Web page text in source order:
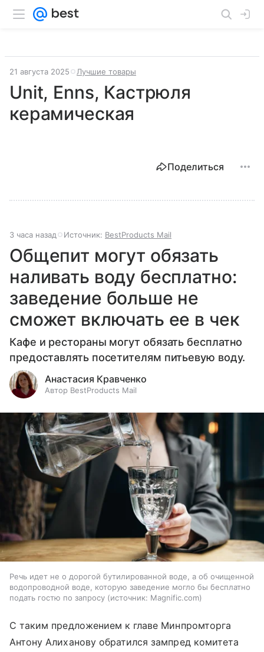
21 августа 2025 Лучшие товары
Unit, Enns, Кастрюля
керамическая
Поделиться
3 часа назад Источник: BestProducts Mail
Общепит могут обязать
наливать воду бесплатно:
заведение больше не
сможет включать ее в чек
Кафе и рестораны могут обязать бесплатно
предоставлять посетителям питьевую воду.
Анастасия Кравченко
Автор BestProducts Mail
Речь идет не о дорогой бутилированной воде, а об очищенной
водопроводной воде, которую заведение могло бы бесплатно
подать гостю по запросу
источник: Magnific.com
С таким предложением к главе Минпромторга
Антону Алиханову обратился зампред комитета